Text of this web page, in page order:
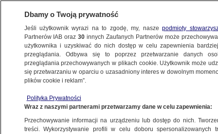
ŁÓDŹ
pojechał. "W samochodzie kominiarka,
pałki i lornetki"
Dbamy o Twoją prywatność
Jeśli użytkownik wyrazi na to zgodę, my, naszepodmioty
Partnerów IAB oraz30 innych Zaufanych Partnerów może
użytkownika i uzyskiwać do nich dostęp w celu zapewnienia
przeglądania. Odbywa się to poprzez przetwarzanie danych
przeglądania przechowywanych w plikach cookie. Użytkownik może
się przetwarzaniu w oparciu o uzasadniony interes w dowolnym
plików cookie i reklam”.
Polityka Prywatności
Wraz z naszymi partnerami przetwarzamy dane w celu zapewnienia:
Przechowywanie informacji na urządzeniu lub dostęp do nich.
treści. Wykorzystywanie profili w celu doboru spersonalizowanych